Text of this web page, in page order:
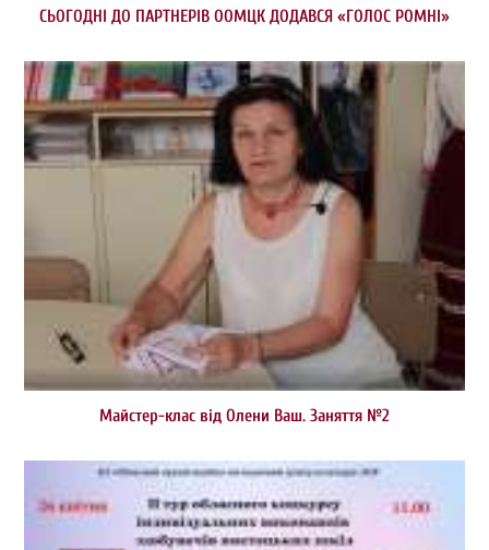
СЬОГОДНІ ДО ПАРТНЕРІВ ООМЦК ДОДАВСЯ «ГОЛОС РОМНІ»
Майстер-клас від Олени Ваш. Заняття №2